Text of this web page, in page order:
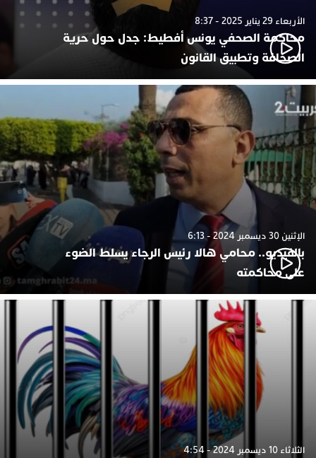
الأربعاء 29 يناير 2025 - 8:37
محاكمة الصحفي يونس أفطيط: جدل حول حرية
الصحافة وتطبيق القانون
الإثنين 30 ديسمبر 2024 - 6:13
بالفيديو.. محامي هالا رئيس الرجاء يسلط الضوء
على محاكمته
الثلاثاء 10 ديسمبر 2024 - 4:54